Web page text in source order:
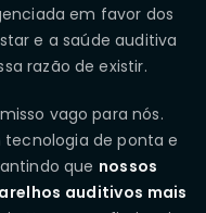
em favor dos
e a saúde auditiva
razão de existir.
vago para nós.
de ponta e
que nossos
auditivos mais